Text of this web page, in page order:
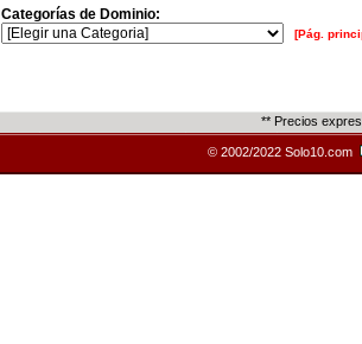
Categorías de Dominio:
[Pág.
** Precios
© 2002/2022 Solo10.com